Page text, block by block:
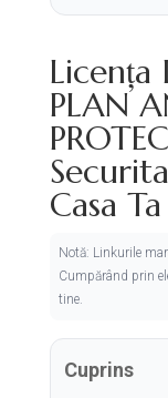
Licența
PLAN
Casa Ta
Notă: Linkurile
Cumpărând prin
tine.
Cuprins